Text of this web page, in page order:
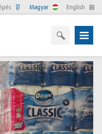
English
Magyar